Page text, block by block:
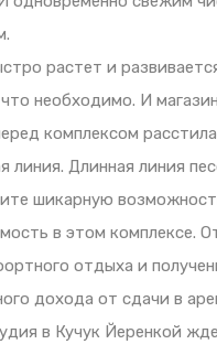
растет и
необходимо. И
комплексом
линия. Длинная линия
шикарную
в этом комплексе.
отдыха и
дохода от сдачи в
в Кучук Йеренкой